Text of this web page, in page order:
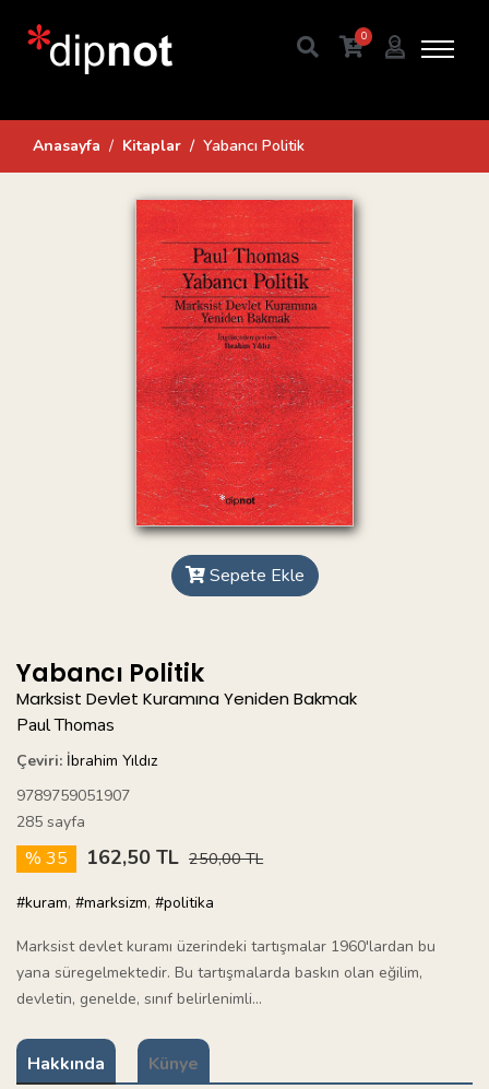
0
Anasayfa Kitaplar Yabancı Politik
Sepete Ekle
Yabancı Politik
Marksist Devlet Kuramına Yeniden Bakmak
Paul Thomas
Çeviri: İbrahim Yıldız
9789759051907
285 sayfa
% 35 162,50 TL 250,00 TL
#kuram, #marksizm, #politika
Marksist devlet kuramı üzerindeki tartışmalar 1960'lardan bu
yana süregelmektedir. Bu tartışmalarda baskın olan eğilim,
devletin, genelde, sınıf belirlenimli...
Hakkında Künye